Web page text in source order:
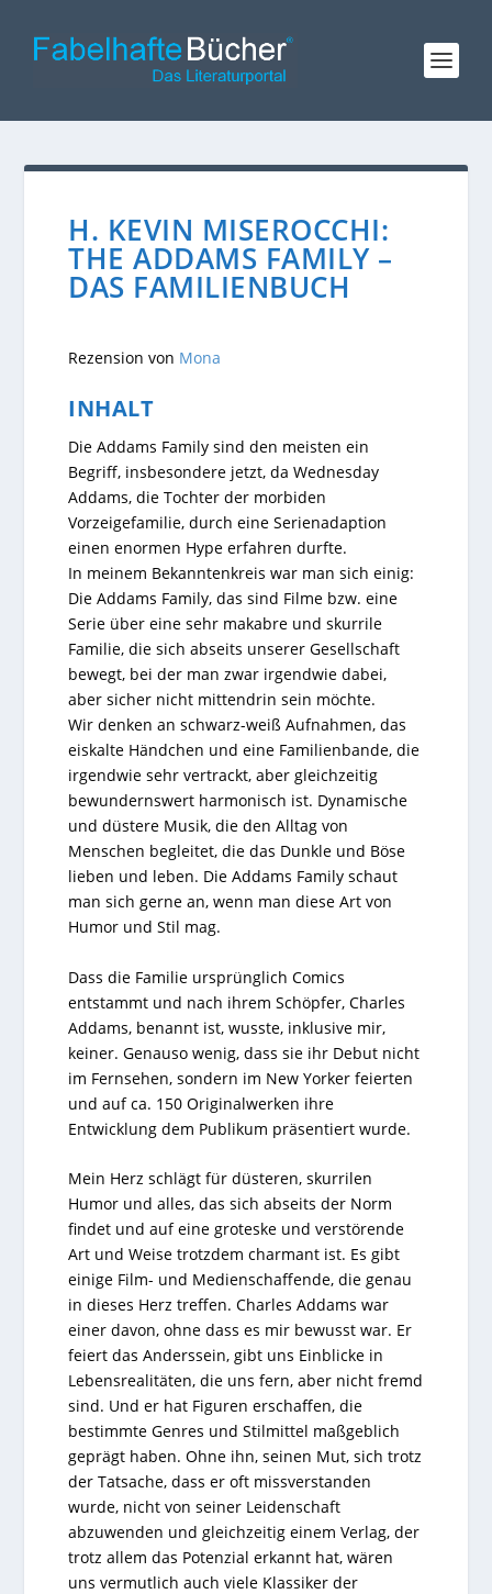
H. KEVIN MISEROCCHI:
THE ADDAMS FAMILY –
DAS FAMILIENBUCH
Rezension von Mona
INHALT
Die Addams Family sind den meisten ein
Begriff, insbesondere jetzt, da Wednesday
Addams, die Tochter der morbiden
Vorzeigefamilie, durch eine Serienadaption
einen enormen Hype erfahren durfte.
In meinem Bekanntenkreis war man sich einig:
Die Addams Family, das sind Filme bzw. eine
Serie über eine sehr makabre und skurrile
Familie, die sich abseits unserer Gesellschaft
bewegt, bei der man zwar irgendwie dabei,
aber sicher nicht mittendrin sein möchte.
Wir denken an schwarz-weiß Aufnahmen, das
eiskalte Händchen und eine Familienbande, die
irgendwie sehr vertrackt, aber gleichzeitig
bewundernswert harmonisch ist. Dynamische
und düstere Musik, die den Alltag von
Menschen begleitet, die das Dunkle und Böse
lieben und leben. Die Addams Family schaut
man sich gerne an, wenn man diese Art von
Humor und Stil mag.
Dass die Familie ursprünglich Comics
entstammt und nach ihrem Schöpfer, Charles
Addams, benannt ist, wusste, inklusive mir,
keiner. Genauso wenig, dass sie ihr Debut nicht
im Fernsehen, sondern im New Yorker feierten
und auf ca. 150 Originalwerken ihre
Entwicklung dem Publikum präsentiert wurde.
Mein Herz schlägt für düsteren, skurrilen
Humor und alles, das sich abseits der Norm
findet und auf eine groteske und verstörende
Art und Weise trotzdem charmant ist. Es gibt
einige Film- und Medienschaffende, die genau
in dieses Herz treffen. Charles Addams war
einer davon, ohne dass es mir bewusst war. Er
feiert das Anderssein, gibt uns Einblicke in
Lebensrealitäten, die uns fern, aber nicht fremd
sind. Und er hat Figuren erschaffen, die
bestimmte Genres und Stilmittel maßgeblich
geprägt haben. Ohne ihn, seinen Mut, sich trotz
der Tatsache, dass er oft missverstanden
wurde, nicht von seiner Leidenschaft
abzuwenden und gleichzeitig einem Verlag, der
trotz allem das Potenzial erkannt hat, wären
uns vermutlich auch viele Klassiker der